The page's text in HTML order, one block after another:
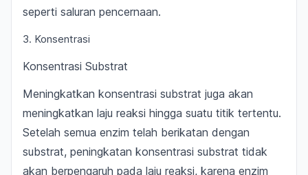
seperti saluran pencernaan.
3. Konsentrasi
Konsentrasi Substrat
Meningkatkan konsentrasi substrat juga akan
meningkatkan laju reaksi hingga suatu titik tertentu.
Setelah semua enzim telah berikatan dengan
substrat, peningkatan konsentrasi substrat tidak
akan berpengaruh pada laju reaksi, karena enzim